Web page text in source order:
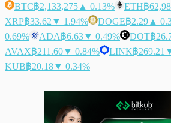
BTC฿2,133,275 ▲ 0.13% ETH฿
XRP฿33.62 ▼ 1.94% DOGE฿2.29 ▲
0.69%
ADA฿6.63▼ 0.49% DOT฿
AVAX฿211.60▼ 0.84% LINK฿269.21
KUB฿20.18▼ 0.34%